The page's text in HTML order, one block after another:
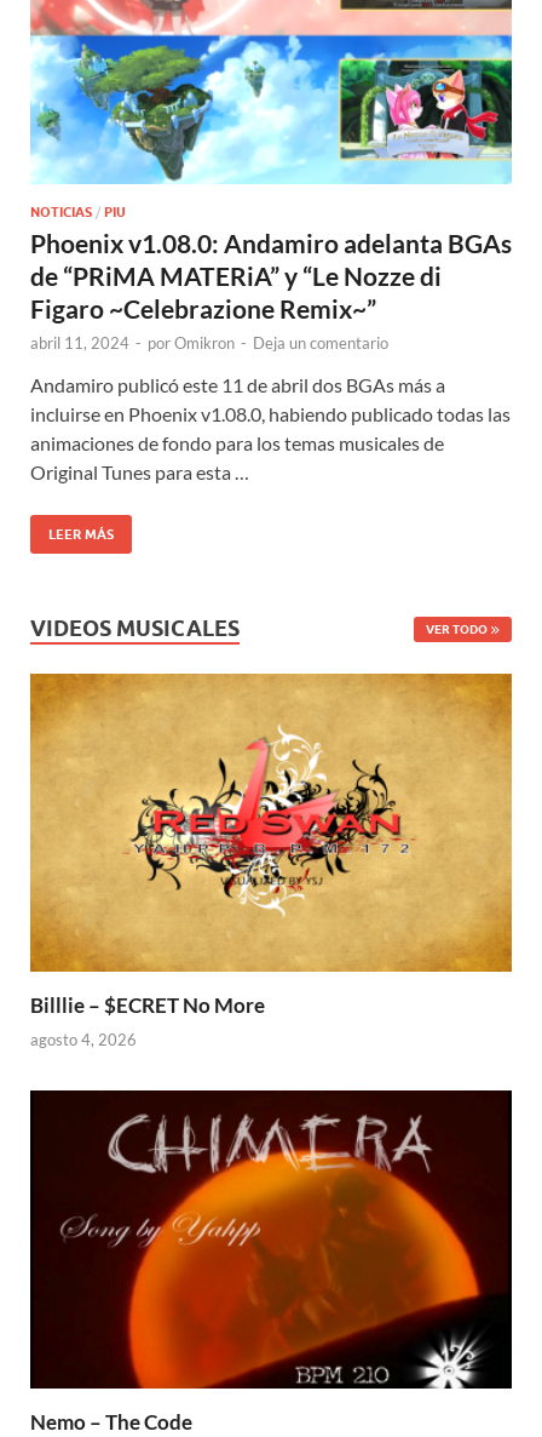
NOTICIAS / PIU
Phoenix v1.08.0: Andamiro adelanta BGAs
de “PRiMA MATERiA” y “Le Nozze di
Figaro ~Celebrazione Remix~”
abril 11, 2024 - porOmikron - Deja un comentario
Andamiro publicó este 11 de abril dos BGAs más a
incluirse en Phoenix v1.08.0, habiendo publicado todas las
animaciones de fondo para los temas musicales de
Original Tunes para esta …
LEER MÁS
VIDEOS MUSICALES VER TODO
Billlie – $ECRET No More
agosto 4, 2026
Nemo – The Code